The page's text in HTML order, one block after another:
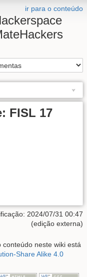
ir para o conteúdo
FISL 17
2024/07/31 00:47
(edição externa)
neste wiki está
Share Alike 4.0